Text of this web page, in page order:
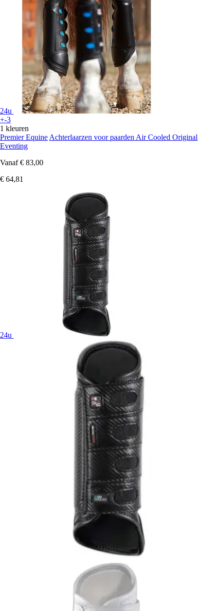
24u
+-3
1 kleuren
Premier Equine Achterlaarzen voor paarden Air Cooled Original
Eventing
Vanaf € 83,00
€ 64,81
24u